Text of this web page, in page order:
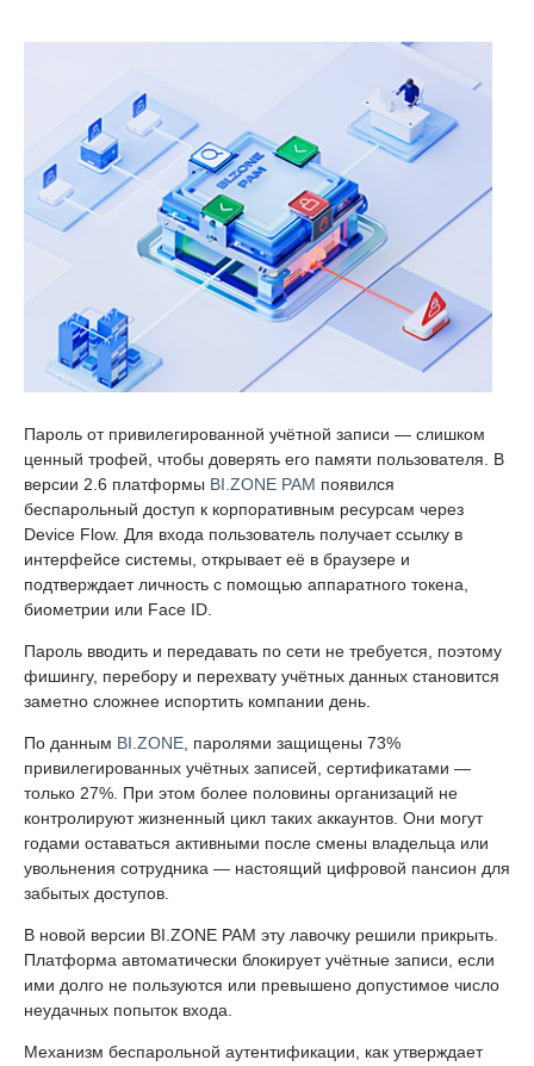
Пароль от привилегированной учётной записи — слишком
ценный трофей, чтобы доверять его памяти пользователя. В
версии 2.6 платформы BI.ZONE PAM появился
беспарольный доступ к корпоративным ресурсам через
Device Flow. Для входа пользователь получает ссылку в
интерфейсе системы, открывает её в браузере и
подтверждает личность с помощью аппаратного токена,
биометрии или Face ID.
Пароль вводить и передавать по сети не требуется, поэтому
фишингу, перебору и перехвату учётных данных становится
заметно сложнее испортить компании день.
По данным BI.ZONE, паролями защищены 73%
привилегированных учётных записей, сертификатами —
только 27%. При этом более половины организаций не
контролируют жизненный цикл таких аккаунтов. Они могут
годами оставаться активными после смены владельца или
увольнения сотрудника — настоящий цифровой пансион для
забытых доступов.
В новой версии BI.ZONE PAM эту лавочку решили прикрыть.
Платформа автоматически блокирует учётные записи, если
ими долго не пользуются или превышено допустимое число
неудачных попыток входа.
Механизм беспарольной аутентификации, как утверждает